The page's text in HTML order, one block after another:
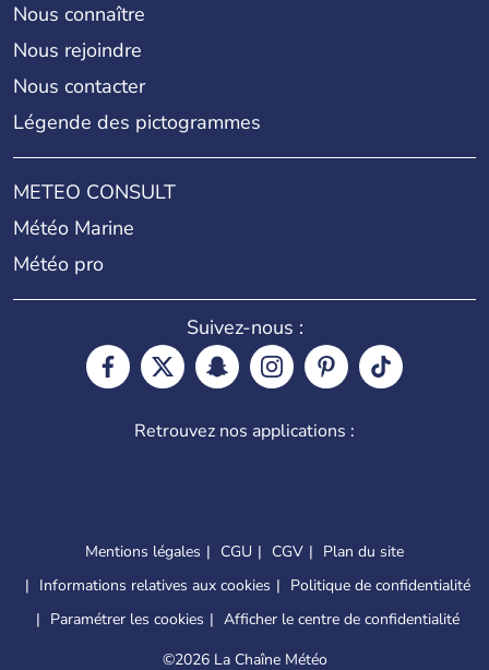
Nous connaître
Nous rejoindre
Nous contacter
Légende des pictogrammes
METEO CONSULT
Météo Marine
Météo pro
Suivez-nous :
Retrouvez nos applications :
Mentions légales CGU CGV
Plan du site
Informations relatives aux cookies
Politique de confidentialité
Paramétrer les cookies
Afficher le centre de confidentialité
©2026 La Chaîne Météo